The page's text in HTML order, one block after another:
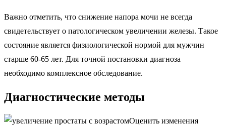
Важно отметить, что снижение напора мочи не всегда
свидетельствует о патологическом увеличении железы. Такое
состояние является физиологической нормой для мужчин
старше 60-65 лет. Для точной постановки диагноза
необходимо комплексное обследование.
Диагностические методы
Оценить изменения